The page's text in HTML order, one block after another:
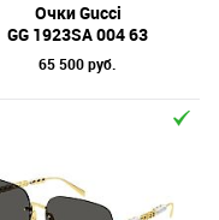
Очки Gucci
GG 1923SA 004 63
65 500 руб.